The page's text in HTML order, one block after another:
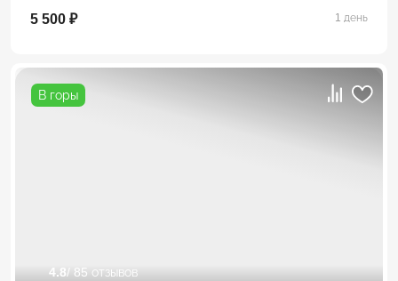
5 500 ₽ 1 день
В горы
4.8/ 85 отзывов